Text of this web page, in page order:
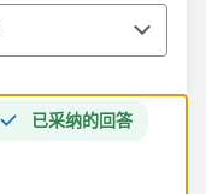
已采纳的回答